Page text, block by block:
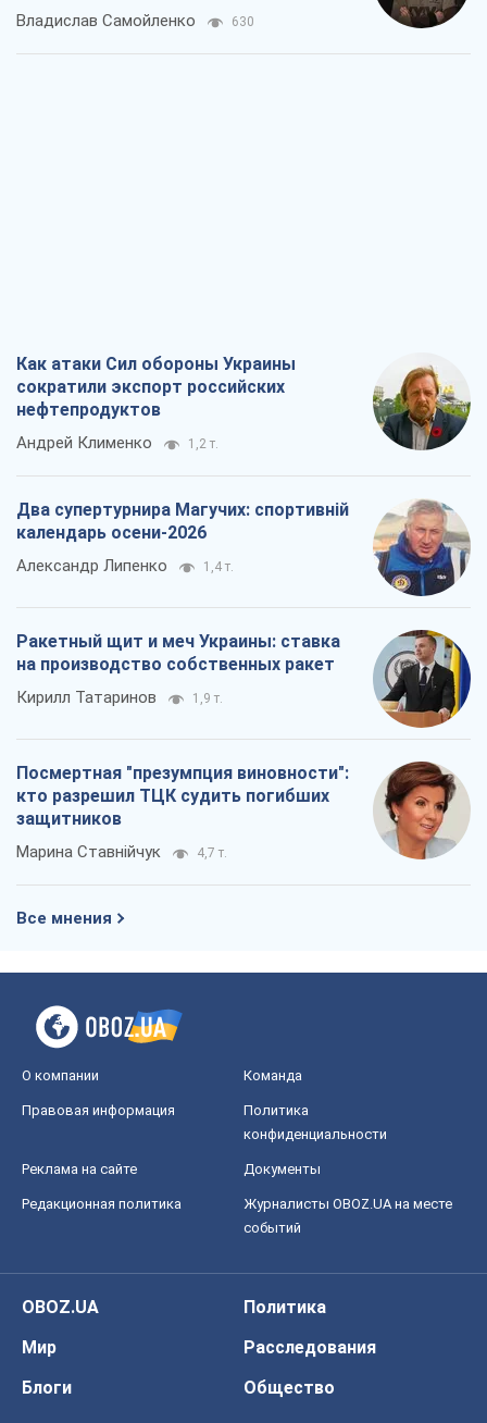
Владислав Самойленко 630
Как атаки Сил обороны Украины
сократили экспорт российских
нефтепродуктов
Андрей Клименко 1,2 т.
Два супертурнира Магучих: спортивній
календарь осени-2026
Александр Липенко 1,4 т.
Ракетный щит и меч Украины: ставка
на производство собственных ракет
Кирилл Татаринов 1,9 т.
Посмертная "презумпция виновности":
кто разрешил ТЦК судить погибших
защитников
Марина Ставнійчук 4,7 т.
Все мнения
О компании Команда
Правовая информация
Политика
конфиденциальности
Реклама на сайте Документы
Редакционная политика
Журналисты OBOZ.UA на месте
событий
OBOZ.UA
Политика
Мир
Расследования
Блоги
Общество